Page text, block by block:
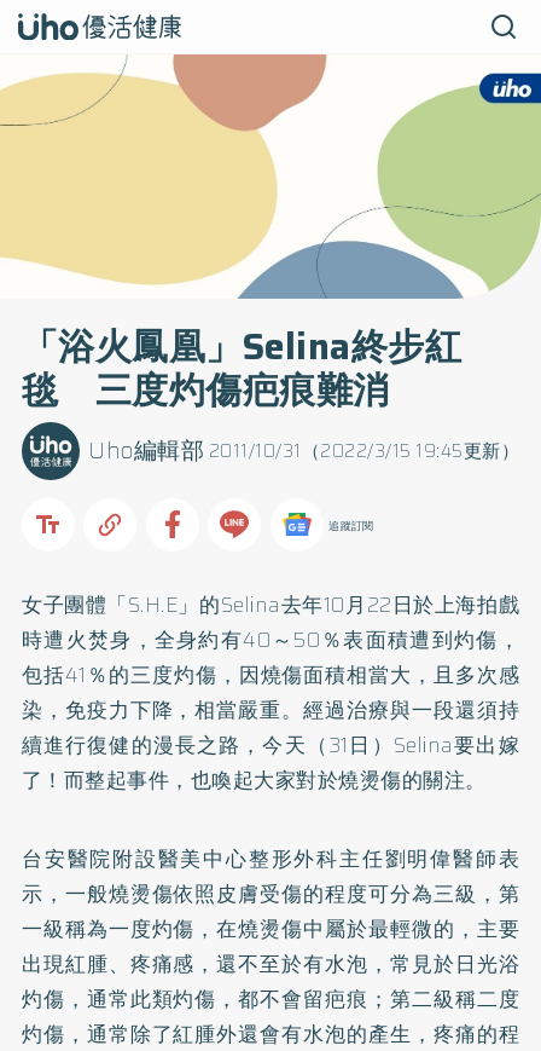
「浴火鳳凰」Selina終步紅
毯 三度灼傷疤痕難消
2011/10/31（2022/3/15 19:45更新）
Uho編輯部
追蹤訂閱
女子團體「S.H.E」的Selina去年10月22日於上海拍戲
時遭火焚身，全身約有40～50％表面積遭到灼傷，
包括41％的三度灼傷，因燒傷面積相當大，且多次感
染，免疫力下降，相當嚴重。經過治療與一段還須持
續進行復健的漫長之路，今天（31日）Selina要出嫁
了！而整起事件，也喚起大家對於燒燙傷的關注。
台安醫院附設醫美中心整形外科主任劉明偉醫師表
示，一般燒燙傷依照皮膚受傷的程度可分為三級，第
一級稱為一度灼傷，在燒燙傷中屬於最輕微的，主要
出現紅腫、疼痛感，還不至於有水泡，常見於日光浴
灼傷，通常此類灼傷，都不會留疤痕；第二級稱二度
灼傷，通常除了紅腫外還會有水泡的產生，疼痛的程